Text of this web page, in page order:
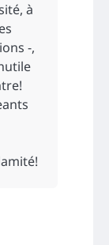
à
-,